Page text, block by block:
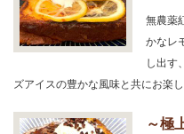
無農薬
かなレ
し出す
ズアイスの豊かな風味と共にお楽
～極